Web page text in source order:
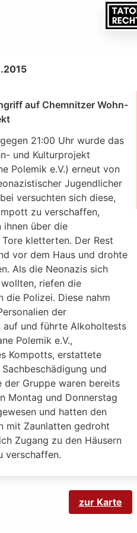
auf Chemnitzer Wohn-
21:00 Uhr wurde das
und Kulturprojekt
Polemik e.V.) erneut von
Jugendlicher
versuchten sich diese,
zu verschaffen,
ihnen über die
kletterten. Der Rest
vor dem Haus und drohte
Als die Neonazis sich
riefen die
die Polizei. Diese nahm
der
auf und führte Alkoholtests
Polemik e.V.,
Kompotts, erstattete
und
der Gruppe waren bereits
Montag und Donnerstag
und hatten den
mit Zaunlatten gedroht
Zugang zu den Häusern
verschaffen.
zur Karte